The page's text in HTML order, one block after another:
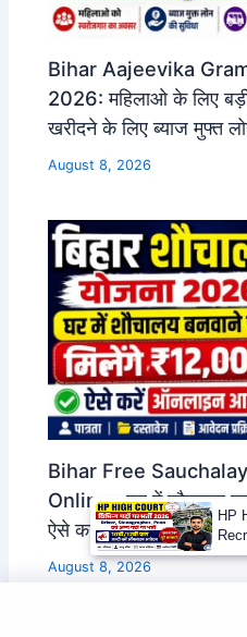
Bihar Aajeevika
2026: महिलाओ के लिए
खरीदने के लिए ब्याज मुफ्त
August 8, 2026
Bihar Free
Online : घर में शौचालय
ऐसे करें ऑनलाइन आवेदन
August 8, 2026
HP